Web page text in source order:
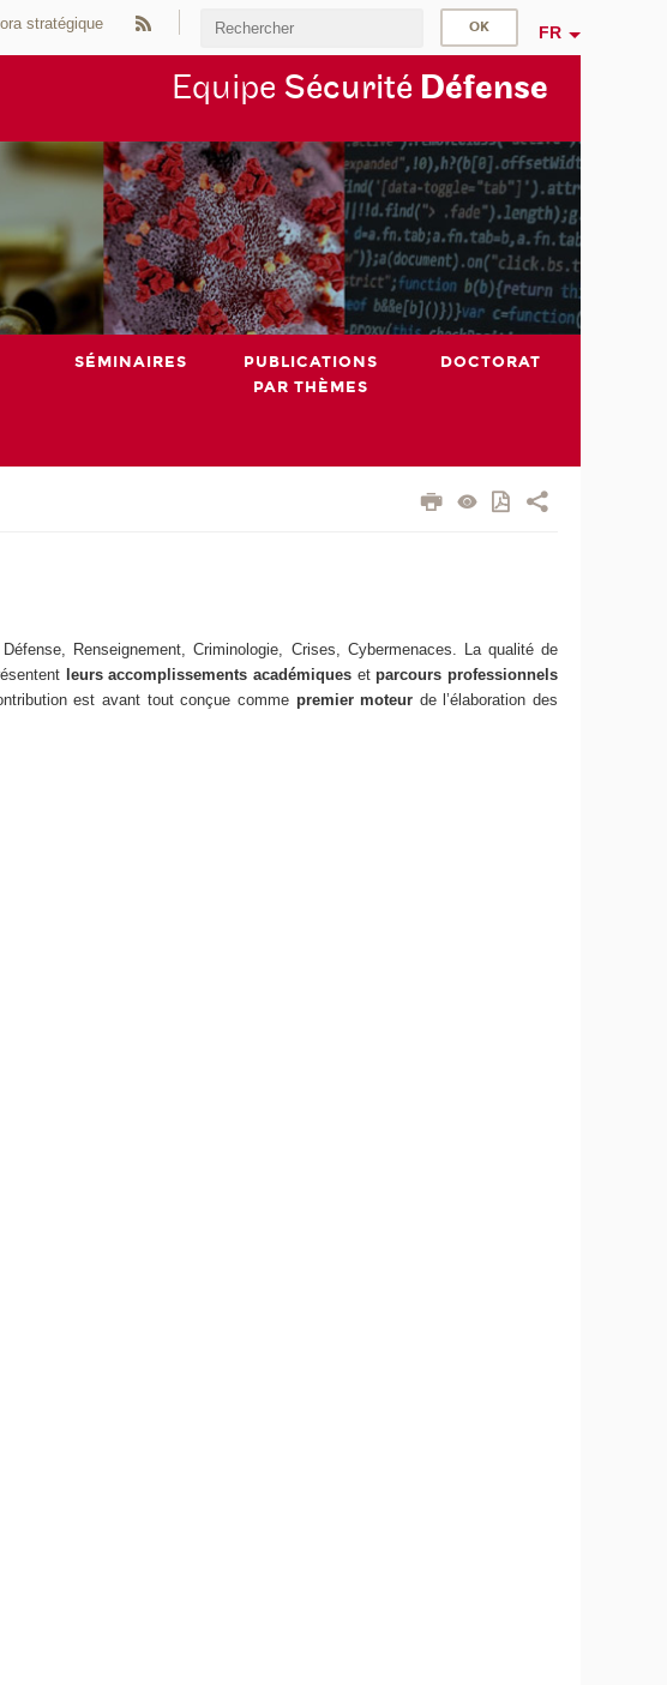
stratégique FR
Equipe Sécurité Défense
SÉMINAIRES
PUBLICATIONS
PAR THÈMES
DOCTORAT
Renseignement, Criminologie, Crises, Cybermenaces. La qualité de
leurs accomplissements académiques etparcours professionnels
est avant tout conçue commepremier moteur de l’élaboration des